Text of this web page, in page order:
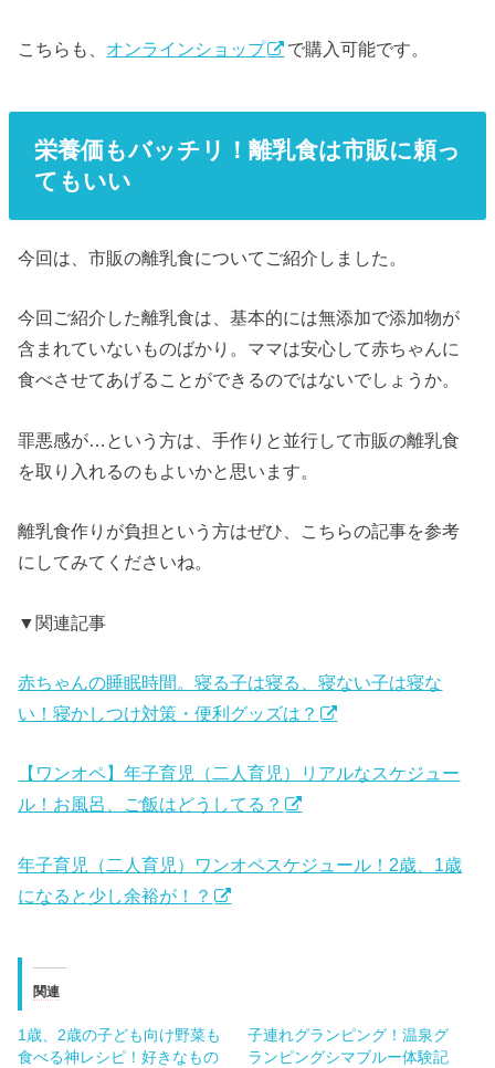
こちらも、 オンラインショップ で購入可能です。
栄養価もバッチリ！離乳食は市販に頼っ
てもいい
今回は、市販の離乳食についてご紹介しました。
今回ご紹介した離乳食は、基本的には無添加で添加物が
含まれていないものばかり。ママは安心して赤ちゃんに
食べさせてあげることができるのではないでしょうか。
罪悪感が…という方は、手作りと並行して市販の離乳食
を取り入れるのもよいかと思います。
離乳食作りが負担という方はぜひ、こちらの記事を参考
にしてみてくださいね。
▼関連記事
赤ちゃんの睡眠時間。寝る子は寝る、寝ない子は寝な
い！寝かしつけ対策・便利グッズは？
【ワンオペ】年子育児（二人育児）リアルなスケジュー
ル！お風呂、ご飯はどうしてる？
年子育児（二人育児）ワンオペスケジュール！2歳、1歳
になると少し余裕が！？
関連
1歳、2歳の子ども向け野菜も
食べる神レシピ！好きなもの
子連れグランピング！温泉グ
ランピングシマブルー体験記